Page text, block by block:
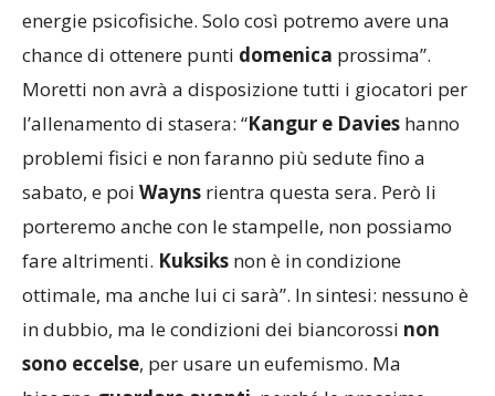
energie psicofisiche. Solo così potremo avere una
chance di ottenere punti domenica prossima”.
Moretti non avrà a disposizione tutti i giocatori per
l’allenamento di stasera: “Kangur e Davies hanno
problemi fisici e non faranno più sedute fino a
sabato, e poi Wayns rientra questa sera. Però li
porteremo anche con le stampelle, non possiamo
fare altrimenti. Kuksiks non è in condizione
ottimale, ma anche lui ci sarà”. In sintesi: nessuno è
in dubbio, ma le condizioni dei biancorossi non
sono eccelse, per usare un eufemismo. Ma